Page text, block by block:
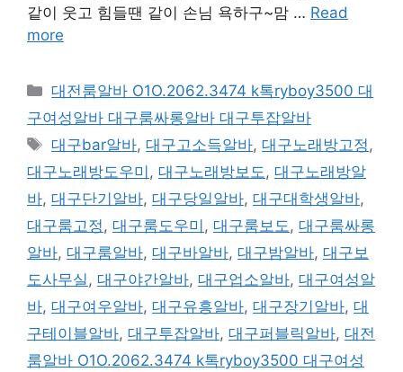
같이 웃고 힘들땐 같이 손님 욕하구~맘 … Read
more
카
테
고
리
대전룸알바 O1O.2062.3474 k톡ryboy3500 대
구여성알바 대구룸싸롱알바 대구투잡알바
태
그
대구bar알바,대구고소득알바,대구노래방고정 ,
대구노래방도우미 , 대구노래방보도 , 대구노래방알
바, 대구단기알바, 대구당일알바, 대구대학생알바,
대구룸고정 , 대구룸도우미 , 대구룸보도 , 대구룸싸롱
알바, 대구룸알바, 대구바알바, 대구밤알바, 대구보
도사무실 , 대구야간알바, 대구업소알바, 대구여성알
바, 대구여우알바, 대구유흥알바, 대구장기알바, 대
구테이블알바, 대구투잡알바, 대구퍼블릭알바, 대전
룸알바 O1O.2062.3474 k톡ryboy3500 대구여성